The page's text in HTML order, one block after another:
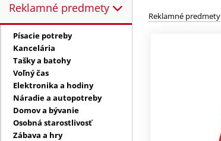
Reklamné predmety
Reklamné predmety:
Písacie potreby
Kancelária
Tašky a batohy
Voľný čas
Elektronika a hodiny
Náradie a autopotreby
Domov a bývanie
Osobná starostlivosť
Zábava a hry
Reklamné predmety